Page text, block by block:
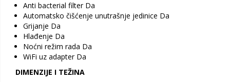
Anti bacterial filter Da
Automatsko čišćenje unutrašnje jedinice Da
Grijanje Da
Hlađenje Da
Noćni režim rada Da
WiFi uz adapter Da
DIMENZIJE I TEŽINA